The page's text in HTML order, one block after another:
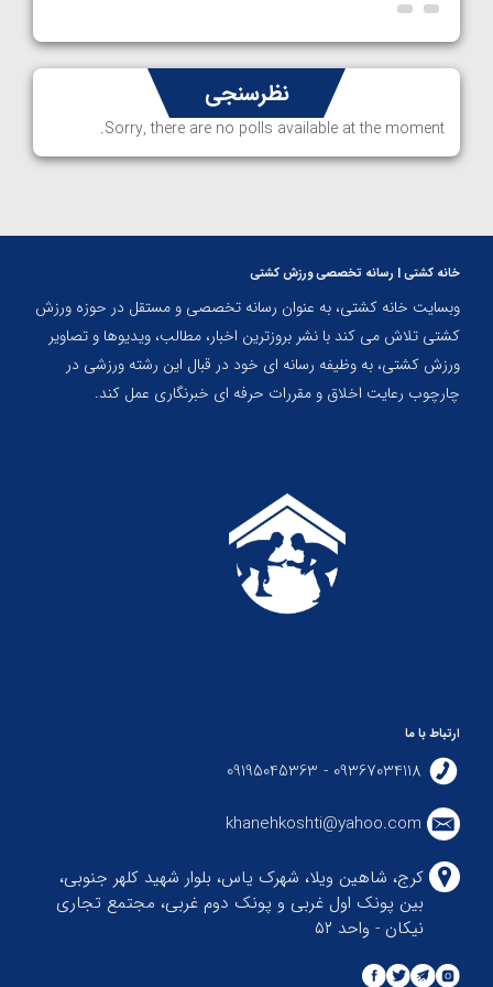
نظرسنجی
Sorry, there are no polls available at the moment.
خانه کشتی | رسانه تخصصی ورزش کشتی
وبسایت خانه کشتی، به عنوان رسانه تخصصی و مستقل در حوزه ورزش
کشتی تلاش می کند با نشر بروزترین اخبار، مطالب، ویدیوها و تصاویر
ورزش کشتی، به وظیفه رسانه ای خود در قبال این رشته ورزشی در
چارچوب رعایت اخلاق و مقررات حرفه ای خبرنگاری عمل کند.
ارتباط با ما
09367034118 - 09195045363
khanehkoshti@yahoo.com
کرج، شاهین ویلا، شهرک یاس، بلوار شهید کلهر جنوبی،
بین پونک اول غربی و پونک دوم غربی، مجتمع تجاری
نیکان - واحد ۵۲